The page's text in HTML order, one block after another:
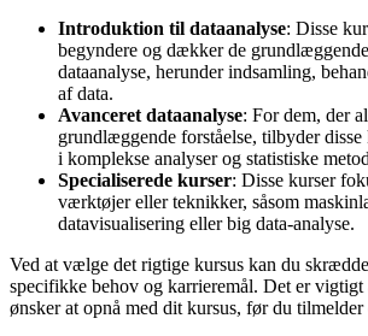
Introduktion til dataanalyse: Disse
begyndere og dækker de
dataanalyse, herunder indsamling,
af data.
Avanceret dataanalyse: For dem, der
grundlæggende forståelse, tilbyder
i komplekse analyser og statistiske
Specialiserede kurser: Disse kurser
værktøjer eller teknikker, såsom
datavisualisering eller big data-analyse.
Ved at vælge det rigtige kursus kan du
specifikke behov og karrieremål. Det er
ønsker at opnå med dit kursus, før du tilmelder